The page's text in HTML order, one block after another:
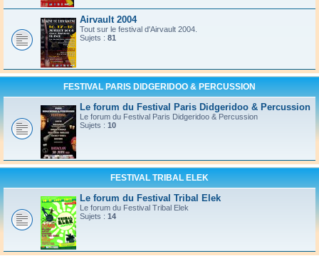
Airvault 2004
Tout sur le festival d'Airvault 2004.
Sujets : 81
FESTIVAL PARIS DIDGERIDOO & PERCUSSION
Le forum du Festival Paris Didgeridoo & Percussion
Le forum du Festival Paris Didgeridoo & Percussion
Sujets : 10
FESTIVAL TRIBAL ELEK
Le forum du Festival Tribal Elek
Le forum du Festival Tribal Elek
Sujets : 14